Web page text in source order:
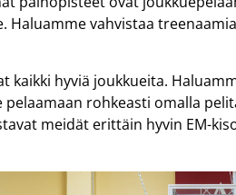
Haluamme vahvistaa
kaikki hyviä joukkueita.
pelaamaan rohkeasti omalla
meidät erittäin hyvin EM-